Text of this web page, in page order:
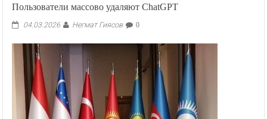
Пользователи массово удаляют ChatGPT
04.03.2026 Негмат Гиясов 0